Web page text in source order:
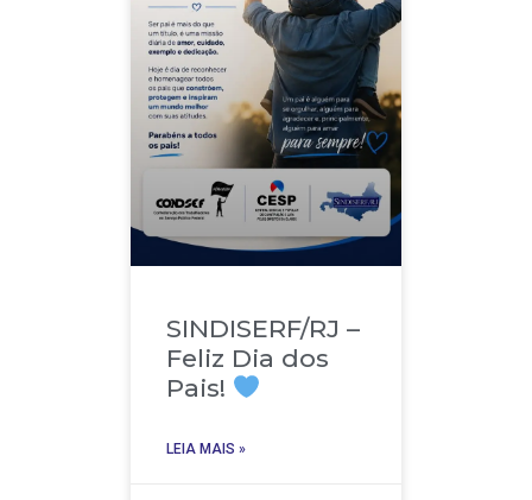
SINDISERF/RJ –
Feliz Dia dos
Pais!
LEIA MAIS »